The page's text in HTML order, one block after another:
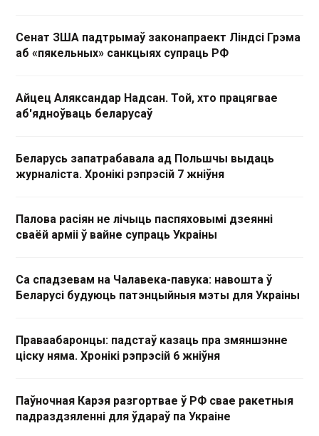
Сенат ЗША падтрымаў законапраект Ліндсі Грэма
аб «пякельных» санкцыях супраць РФ
Айцец Аляксандар Надсан. Той, хто працягвае
аб'ядноўваць беларусаў
Беларусь запатрабавала ад Польшчы выдаць
журналіста. Хронікі рэпрэсій 7 жніўня
Палова расіян не лічыць паспяховымі дзеянні
сваёй арміі ў вайне супраць Украіны
Са спадзевам на Чалавека-павука: навошта ў
Беларусі будуюць патэнцыйныя мэты для Украіны
Праваабаронцы: падстаў казаць пра змяншэнне
ціску няма. Хронікі рэпрэсій 6 жніўня
Паўночная Карэя разгортвае ў РФ свае ракетныя
падраздзяленні для ўдараў па Украіне